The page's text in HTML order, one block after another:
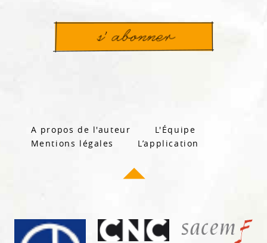
A propos de l'auteur
L'Équipe
Mentions légales
L’application